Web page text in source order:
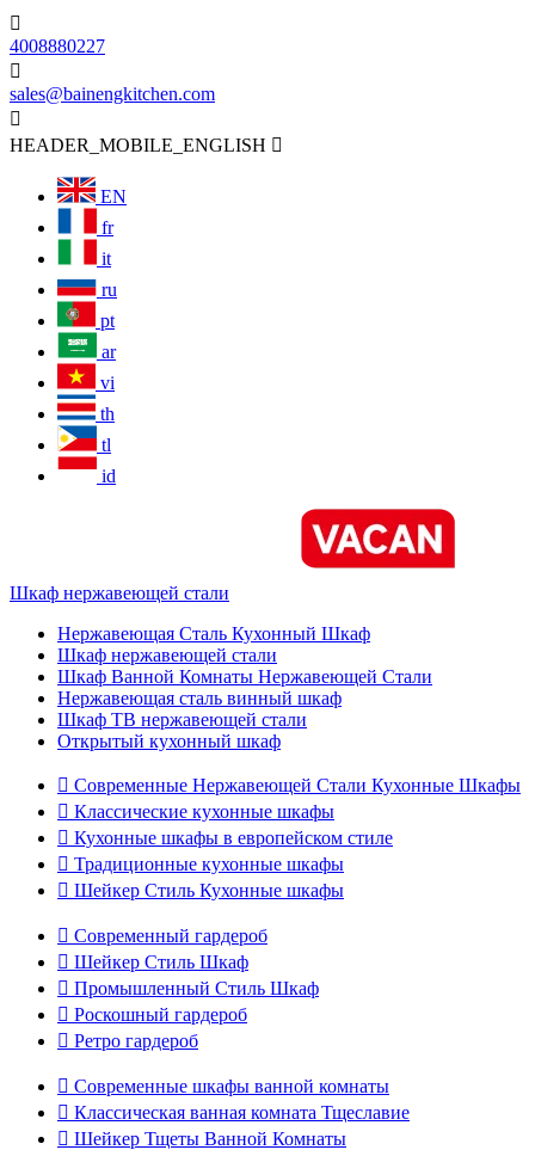

4008880227

sales@bainengkitchen.com

HEADER_MOBILE_ENGLISH 
EN
fr
it
ru
pt
ar
vi
th
tl
id
Шкаф нержавеющей стали
Нержавеющая Сталь Кухонный Шкаф
Шкаф нержавеющей стали
Шкаф Ванной Комнаты Нержавеющей Стали
Нержавеющая сталь винный шкаф
Шкаф ТВ нержавеющей стали
Открытый кухонный шкаф
 Современные Нержавеющей Стали Кухонные Шкафы
 Классические кухонные шкафы
 Кухонные шкафы в европейском стиле
 Традиционные кухонные шкафы
 Шейкер Стиль Кухонные шкафы
 Современный гардероб
 Шейкер Стиль Шкаф
 Промышленный Стиль Шкаф
 Роскошный гардероб
 Ретро гардероб
 Современные шкафы ванной комнаты
 Классическая ванная комната Тщеславие
 Шейкер Тщеты Ванной Комнаты